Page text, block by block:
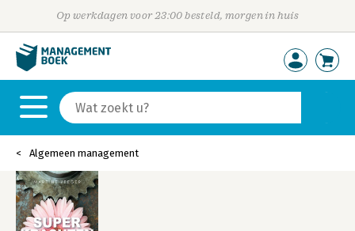
Op werkdagen voor 23:00 besteld, morgen in huis
Algemeen management